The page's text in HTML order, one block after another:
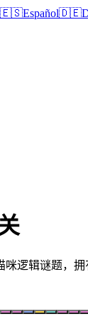
🇪🇸Español🇩🇪
逻辑谜题，